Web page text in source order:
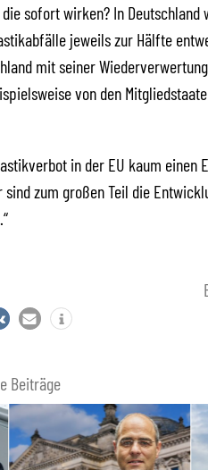
sofort wirken? In Deutschland
jeweils zur Hälfte
mit seiner
von den
in der EU kaum einen
zum großen Teil die
Beiträge